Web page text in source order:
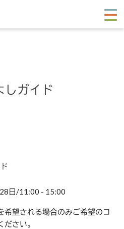
しガイド
日/11:00 - 15:00
希望される場合のみご希望のコ
さい。